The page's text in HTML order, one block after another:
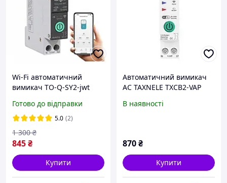
Wi-Fi автоматичний
вимикач TO-Q-SY2-jwt
однофазний, лічильник
кВт/год
Готово до відправки
5.0 (2)
845₴
1 300 ₴
Купити
Автоматичний вимикач
AC TAXNELE TXCB2-VAP
Switch з лічильником
В наявності
870₴
Купити